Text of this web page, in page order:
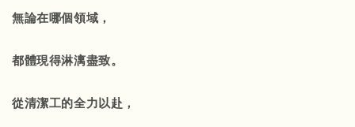
無論在哪個領域，
都體現得淋漓盡致。
從清潔工的全力以赴，